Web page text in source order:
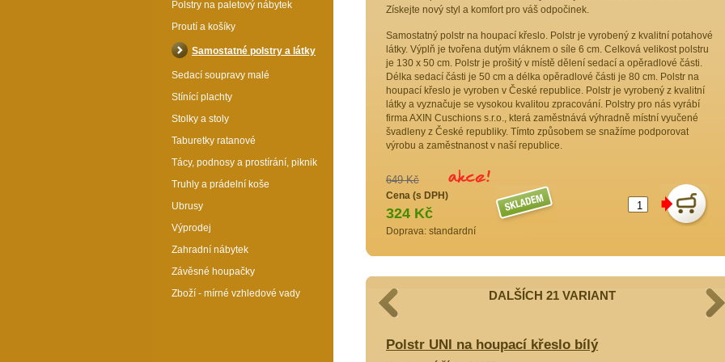
Získejte nový styl a komfort pro váš odpočinek.
Samostatný polstr na houpací křeslo. Polstr je vyrobený z kvalitní potahové
látky. Výplň je tvořena dutým vláknem o síle 6 cm. Celková velikost polstru
je 130 x 50 cm. Polstr je prošitý v místě dělení sedací a opěradlové části.
Délka sedací části je 50 cm a délka opěradlové části je 80 cm. Polstr na
houpací křeslo je vyroben v České republice. Polstr je vyrobený z kvalitní
látky a vyznačuje se vysokou kvalitou zpracování. Polstry pro nás vyrábí
firma AXIN Cuschions s.r.o., která zaměstnává výhradně místní vyučené
švadleny z České republiky. Tímto způsobem se snažíme podporovat
výrobu a zaměstnanost v naší republice.
649 Kč
Cena (s DPH)
324 Kč
Doprava: standardní
DALŠÍCH 21 VARIANT
Polstr UNI na houpací křeslo bílý
Polstry na paletový nábytek
Proutí a košíky
Samostatné polstry a látky
Sedací soupravy malé
Stínící plachty
Stolky a stoly
Taburetky ratanové
Tácy, podnosy a prostírání, piknik
Truhly a prádelní koše
Ubrusy
Výprodej
Zahradní nábytek
Závěsné houpačky
Zboží - mírné vzhledové vady